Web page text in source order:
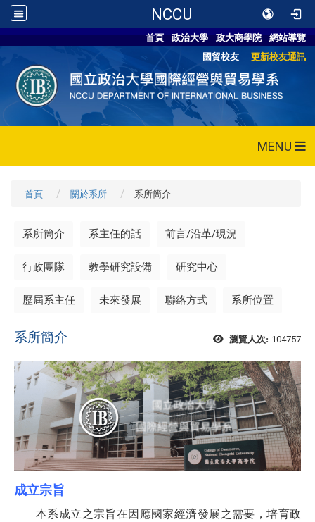
NCCU
首頁 政治大學 政大商學院
網站導覽
國貿校友
更新校友通訊
MENU
首頁 關於系所 系所簡介
系所簡介 系主任的話 前言/沿革/現況
行政團隊 教學研究設備 研究中心
歷屆系主任 未來發展 聯絡方式 系所位置
瀏覽人次: 104757
系所簡介
成立宗旨
本系成立之宗旨在因應國家經濟發展之需要，培育政